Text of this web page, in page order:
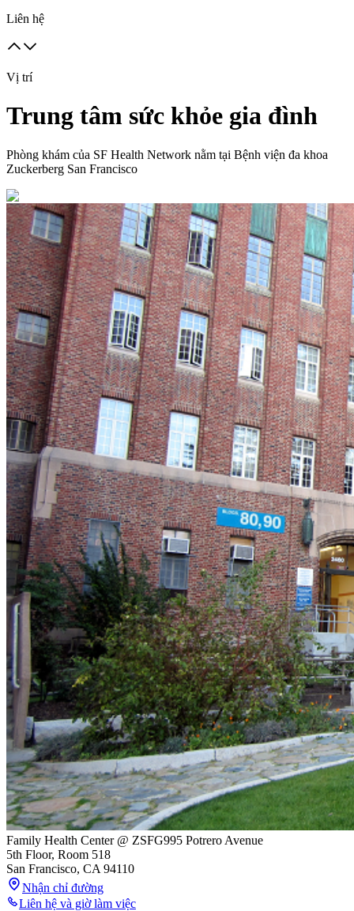
Liên hệ
Vị trí
Trung tâm sức khỏe gia đình
Phòng khám của SF Health Network nằm tại Bệnh viện đa khoa
Zuckerberg San Francisco
Family Health Center @ ZSFG995 Potrero Avenue
5th Floor, Room 518
San Francisco, CA 94110
Nhận chỉ đường
Liên hệ và giờ làm việc